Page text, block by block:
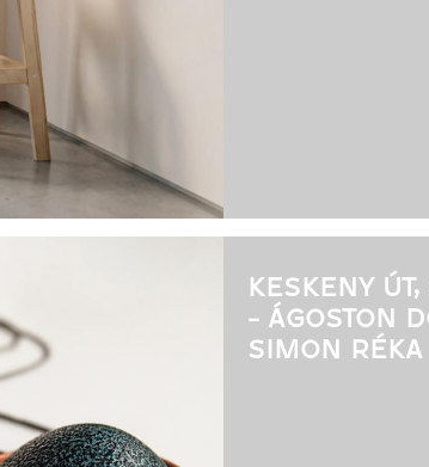
KESKENY
- ÁGOSTON
SIMON RÉKA